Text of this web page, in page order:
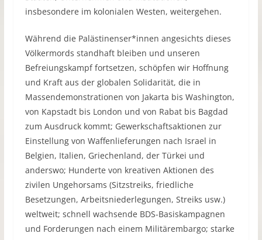
insbesondere im kolonialen Westen, weitergehen.
Während die Palästinenser*innen angesichts dieses
Völkermords standhaft bleiben und unseren
Befreiungskampf fortsetzen, schöpfen wir Hoffnung
und Kraft aus der globalen Solidarität, die in
Massendemonstrationen von Jakarta bis Washington,
von Kapstadt bis London und von Rabat bis Bagdad
zum Ausdruck kommt; Gewerkschaftsaktionen zur
Einstellung von Waffenlieferungen nach Israel in
Belgien, Italien, Griechenland, der Türkei und
anderswo; Hunderte von kreativen Aktionen des
zivilen Ungehorsams (Sitzstreiks, friedliche
Besetzungen, Arbeitsniederlegungen, Streiks usw.)
weltweit; schnell wachsende BDS-Basiskampagnen
und Forderungen nach einem Militärembargo; starke